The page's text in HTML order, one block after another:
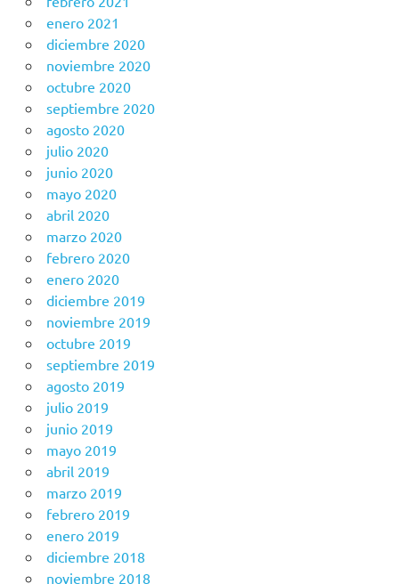
enero 2021
diciembre 2020
noviembre 2020
octubre 2020
septiembre 2020
agosto 2020
julio 2020
junio 2020
mayo 2020
abril 2020
marzo 2020
febrero 2020
enero 2020
diciembre 2019
noviembre 2019
octubre 2019
septiembre 2019
agosto 2019
julio 2019
junio 2019
mayo 2019
abril 2019
marzo 2019
febrero 2019
enero 2019
diciembre 2018
noviembre 2018